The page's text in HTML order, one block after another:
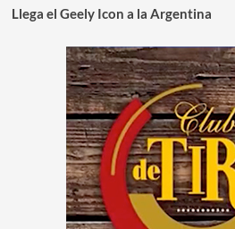
Llega el Geely Icon a la Argentina